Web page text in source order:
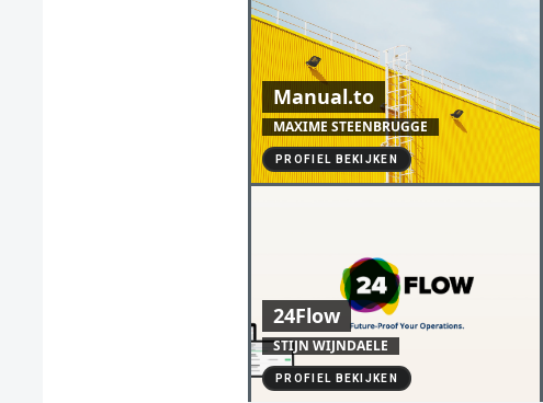
Manual.to
MAXIME STEENBRUGGE
PROFIEL BEKIJKEN
24Flow
STIJN WIJNDAELE
PROFIEL BEKIJKEN